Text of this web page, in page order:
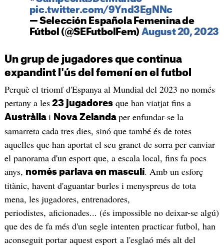
pic.twitter.com/9Ynd3EgNNc
— Selección Española Femenina de
Fútbol (@SEFutbolFem) August 20, 2023
Un grup de jugadores que continua
expandint l'ús del femení en el futbol
Perquè el triomf d'Espanya al Mundial del 2023 no només
pertany a les23 jugadoresque han viatjat fins a
Austràlia i Nova Zelanda per enfundar-se la
samarreta cada tres dies, sinó que també és de totes
aquelles que han aportat el seu granet de sorra per canviar
el panorama d'un esport que, a escala local, fins fa pocs
anys, només parlava en masculí. Amb un esforç
titànic, havent d'aguantar burles i menyspreus de tota
mena, les jugadores, entrenadores,
periodistes, aficionades... (és impossible no deixar-se algú)
que des de fa més d'un segle intenten practicar futbol, han
aconseguit portar aquest esport a l'esglaó més alt del